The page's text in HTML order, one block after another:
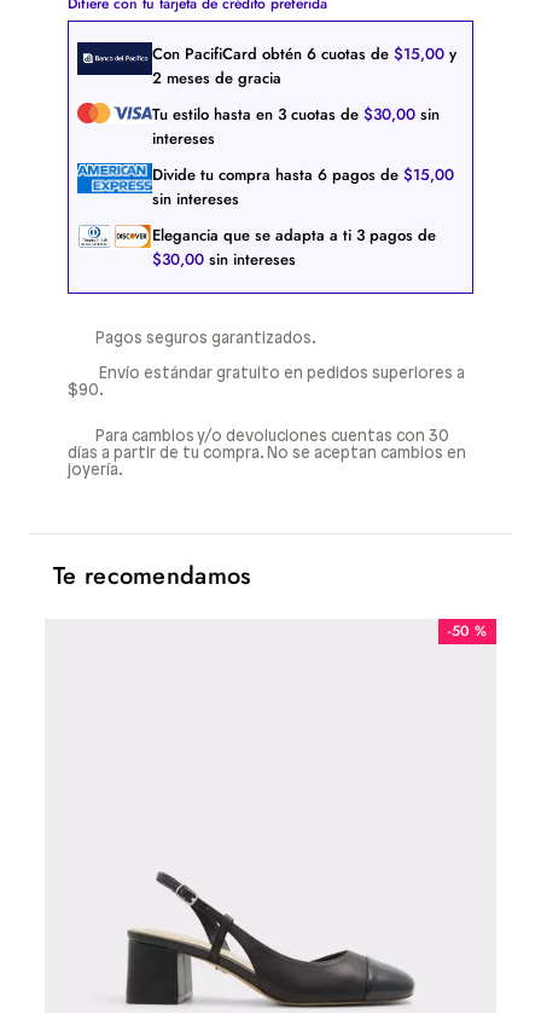
Con PacifiCard obtén 6 cuotas de $15,00 y
2 meses de gracia
Tu estilo hasta en 3 cuotas de $30,00 sin
intereses
Divide tu compra hasta 6 pagos de $15,00
sin intereses
Elegancia que se adapta a ti 3 pagos de
$30,00 sin intereses
Pagos seguros garantizados.
Envío estándar gratuito en pedidos superiores a
$90.
Para cambios y/o devoluciones cuentas con 30
días a partir de tu compra. No se aceptan cambios en
joyería.
Te recomendamos
-50 %